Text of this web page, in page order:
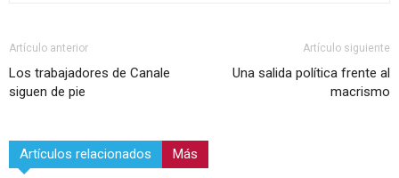
Artículo anterior
Los trabajadores de Canale
siguen de pie
Artículo siguiente
Una salida política frente al
macrismo
Artículos relacionados Más